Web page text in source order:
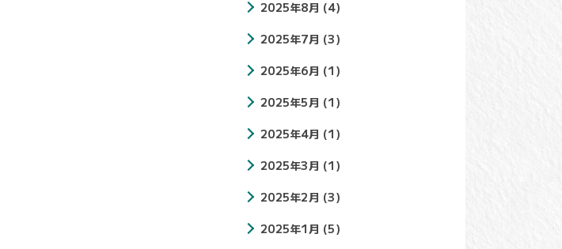
2025年8月 (4)
2025年7月 (3)
2025年6月 (1)
2025年5月 (1)
2025年4月 (1)
2025年3月 (1)
2025年2月 (3)
2025年1月 (5)